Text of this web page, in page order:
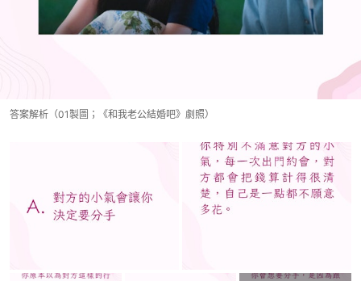
答案解析（01製圖；《和我老公結婚吧》劇照）